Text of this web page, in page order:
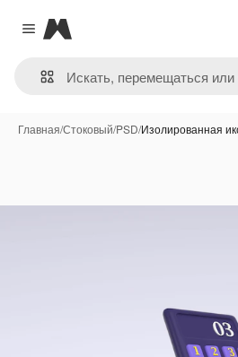
Close menu
Magnific
Главная/Стоковый/PSD/Изолированная